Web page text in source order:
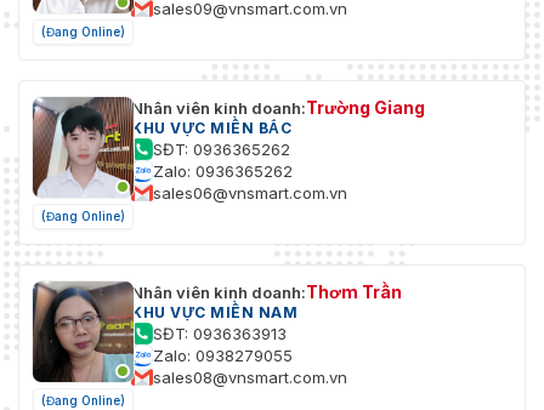
(Đang Online)
sales09@vnsmart.com.vn
(Đang Online)
Nhân viên kinh doanh:Trường Giang
KHU VỰC MIỀN BẮC
SĐT: 0936365262
Zalo: 0936365262
sales06@vnsmart.com.vn
(Đang Online)
Nhân viên kinh doanh:Thơm Trần
KHU VỰC MIỀN NAM
SĐT: 0936363913
Zalo: 0938279055
sales08@vnsmart.com.vn